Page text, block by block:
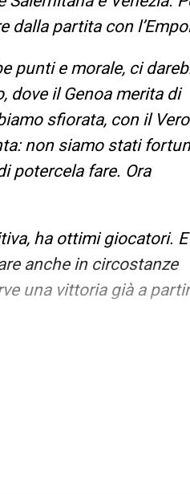
dalla partita con
punti e morale, ci
dove il Genoa merita di
sfiorata, con il
non siamo stati
potercela fare. Ora
ha ottimi giocatori.
anche in circostanze
una vittoria già a
dopo la sosta: in
del 2005 giocata